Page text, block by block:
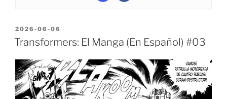
POSTED
ON
2026-06-06
Transformers: El Manga (En Español) #03